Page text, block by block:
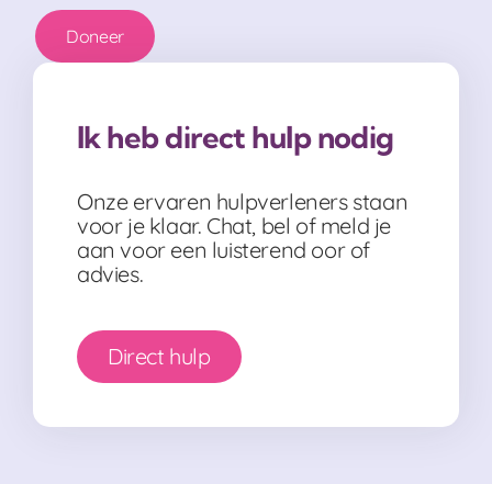
Doneer
Ik heb direct hulp nodig
Onze ervaren hulpverleners staan
voor je klaar. Chat, bel of meld je
aan voor een luisterend oor of
advies.
Direct hulp